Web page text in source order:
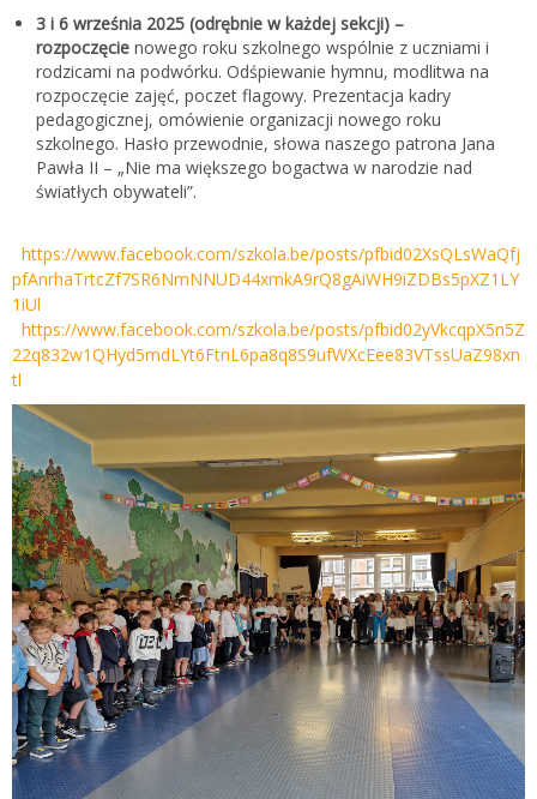
3 i 6 września 2025 (odrębnie w każdej sekcji) –
rozpoczęcie nowego roku szkolnego wspólnie z uczniami i
rodzicami na podwórku. Odśpiewanie hymnu, modlitwa na
rozpoczęcie zajęć, poczet flagowy. Prezentacja kadry
pedagogicznej, omówienie organizacji nowego roku
szkolnego. Hasło przewodnie, słowa naszego patrona Jana
Pawła II – „Nie ma większego bogactwa w narodzie nad
światłych obywateli”.
https://www.facebook.com/szkola.be/posts/pfbid02XsQLsWaQfj
pfAnrhaTrtcZf7SR6NmNNUD44xmkA9rQ8gAiWH9iZDBs5pXZ1LY
1iUl
https://www.facebook.com/szkola.be/posts/pfbid02yVkcqpX5n5Z
22q832w1QHyd5mdLYt6FtnL6pa8q8S9ufWXcEee83VTssUaZ98xn
tl